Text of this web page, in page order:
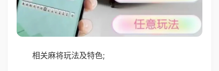
相关麻将玩法及特色;